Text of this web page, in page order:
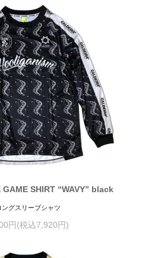
GAME SHIRT “WAVY” black
ングスリーブシャツ
円(税込7,920円)